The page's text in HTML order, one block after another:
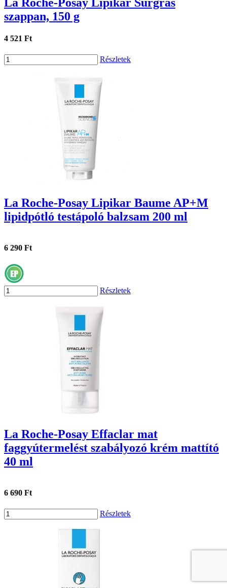
szappan, 150 g
4 521 Ft
Részletek
La Roche-Posay Lipikar Baume AP+M
lipidpótló testápoló balzsam 200 ml
6 290 Ft
Részletek
La Roche-Posay Effaclar mat
faggyútermelést szabályozó krém mattító
40 ml
6 690 Ft
Részletek